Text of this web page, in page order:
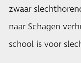
zwaar
naar Schagen
school is voor